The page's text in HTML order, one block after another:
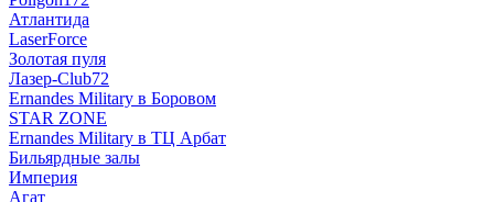
Атлантида
LaserForce
Золотая пуля
Лазер-Club72
Ernandes Military в Боровом
STAR ZONE
Ernandes Military в ТЦ Арбат
Бильярдные залы
Империя
Агат